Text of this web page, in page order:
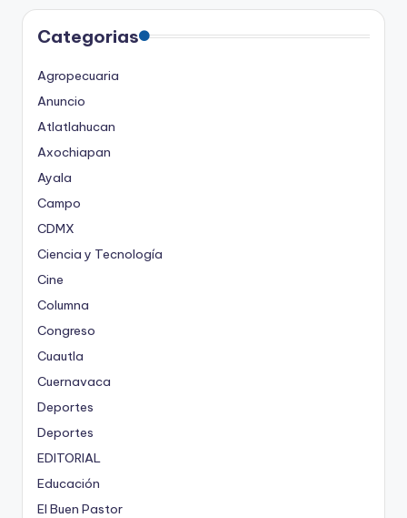
Categorias
Agropecuaria
Anuncio
Atlatlahucan
Axochiapan
Ayala
Campo
CDMX
Ciencia y Tecnología
Cine
Columna
Congreso
Cuautla
Cuernavaca
Deportes
Deportes
EDITORIAL
Educación
El Buen Pastor